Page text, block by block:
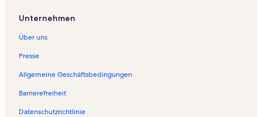
S
e
i
e
f
n
e
Unternehmen
Über uns
Presse
Allgemeine Geschäftsbedingungen
Barrierefreiheit
Datenschutzrichtlinie